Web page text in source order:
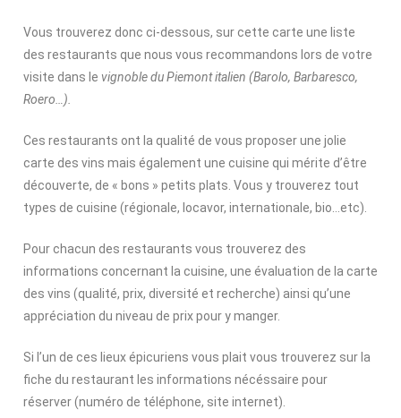
Vous trouverez donc ci-dessous, sur cette carte une liste
des restaurants que nous vous recommandons lors de votre
visite dans le vignoble du Piemont italien (Barolo, Barbaresco,
Roero…)
Ces restaurants ont la qualité de vous proposer une jolie
carte des vins mais également une cuisine qui mérite d’être
découverte, de « bons » petits plats. Vous y trouverez tout
types de cuisine (régionale, locavor, internationale, bio…etc).
Pour chacun des restaurants vous trouverez des
informations concernant la cuisine, une évaluation de la carte
des vins (qualité, prix, diversité et recherche) ainsi qu’une
appréciation du niveau de prix pour y manger.
Si l’un de ces lieux épicuriens vous plait vous trouverez sur la
fiche du restaurant les informations nécéssaire pour
réserver (numéro de téléphone, site internet).